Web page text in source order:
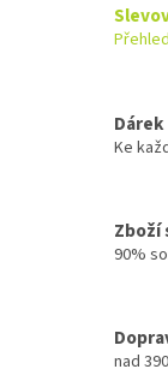
Ke
Zboží
90%
nad